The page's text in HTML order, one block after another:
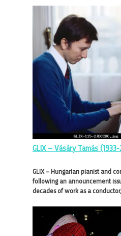
GLIX – Vásáry Tamás
GLIX – Hungarian pianist and
following an announcement
decades of work as a